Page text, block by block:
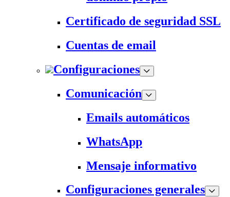
Certificado de seguridad SSL
Cuentas de email
Configuraciones
Comunicación
Emails automáticos
WhatsApp
Mensaje informativo
Configuraciones generales